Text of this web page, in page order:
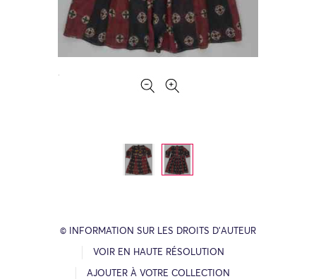
© INFORMATION SUR LES DROITS D’AUTEUR
VOIR EN HAUTE RÉSOLUTION
AJOUTER À VOTRE COLLECTION